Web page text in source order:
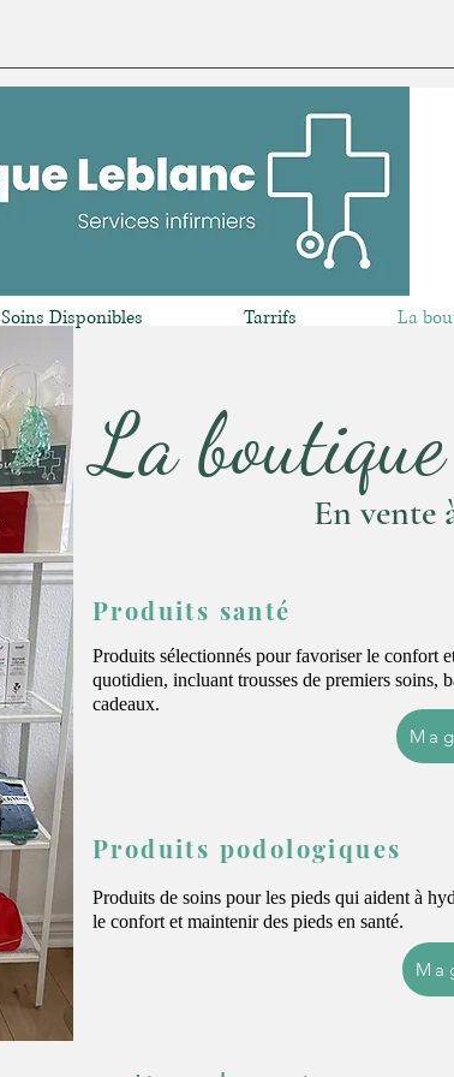
Soins Disponibles Tarrifs La
La boutique
En vente
Produits santé
Produits sélectionnés pour favoriser le confort
quotidien, incluant trousses de premiers soins,
cadeaux.
Produits podologiques
Produits de soins pour les pieds qui aident à
le confort et maintenir des pieds en santé.